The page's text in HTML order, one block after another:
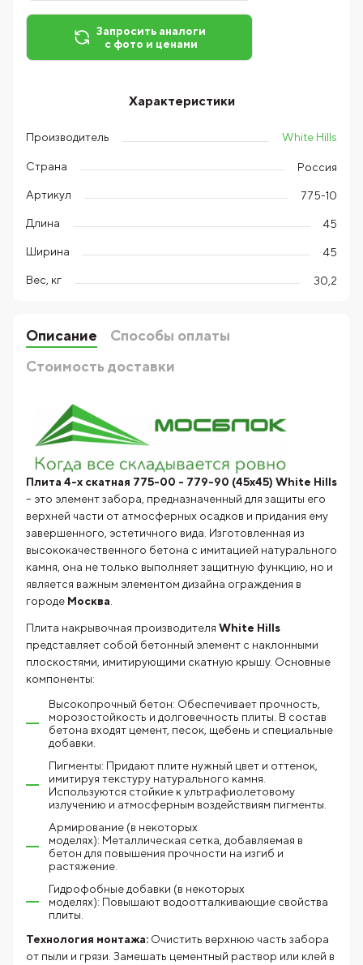
Запросить аналоги
с фото и ценами
Характеристики
Производитель White Hills
Страна Россия
Артикул 775-10
Длина 45
Ширина 45
Вес, кг 30,2
Описание
Способы оплаты
Стоимость доставки
Плита 4-х скатная 775-00 - 779-90 (45x45) White Hills
– это элемент забора, предназначенный для защиты его
верхней части от атмосферных осадков и придания ему
завершенного, эстетичного вида. Изготовленная из
высококачественного бетона с имитацией натурального
камня, она не только выполняет защитную функцию, но и
является важным элементом дизайна ограждения в
городе Москва
Плита накрывочная производителя White Hills
представляет собой бетонный элемент с наклонными
плоскостями, имитирующими скатную крышу. Основные
компоненты:
Высокопрочный бетон: Обеспечивает прочность,
морозостойкость и долговечность плиты. В состав
бетона входят цемент, песок, щебень и специальные
добавки.
Пигменты: Придают плите нужный цвет и оттенок,
имитируя текстуру натурального камня.
Используются стойкие к ультрафиолетовому
излучению и атмосферным воздействиям пигменты.
Армирование (в некоторых
моделях): Металлическая сетка, добавляемая в
бетон для повышения прочности на изгиб и
растяжение.
Гидрофобные добавки (в некоторых
моделях): Повышают водоотталкивающие свойства
плиты.
Технология монтажа: Очистить верхнюю часть забора
от пыли и грязи. Замешать цементный раствор или клей в